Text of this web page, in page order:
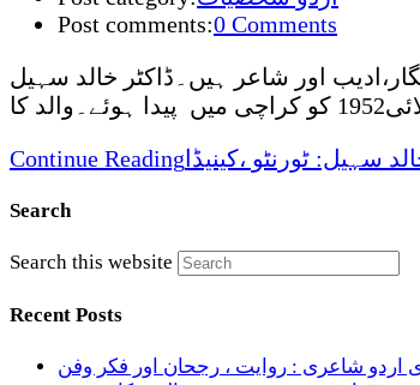
Post comments:0 Comments
،ناول نگار،ادیب اور شاعر ہیں۔ڈاکٹر خالد سہیل
Continue Reading سہیل: ٹورنٹو ،کینیڈا
Search
Search this website
Recent Posts
اردو شاعری : روایت ، رجحان اور فکر وفن